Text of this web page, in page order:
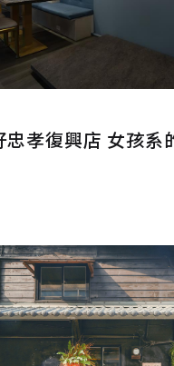
忠孝復興店 女孩系